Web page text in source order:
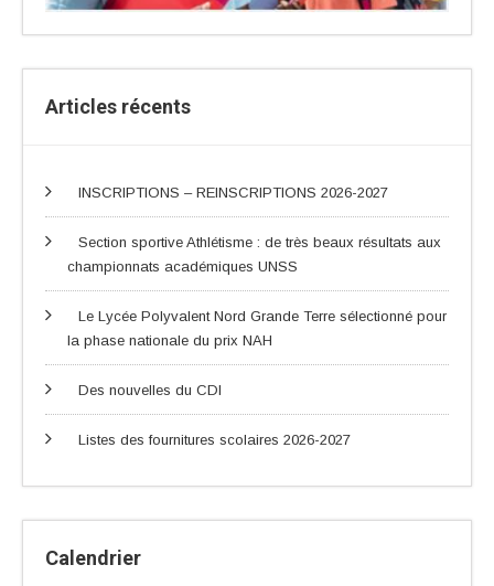
Articles récents
INSCRIPTIONS – REINSCRIPTIONS 2026-2027
Section sportive Athlétisme : de très beaux résultats aux
championnats académiques UNSS
Le Lycée Polyvalent Nord Grande Terre sélectionné pour
la phase nationale du prix NAH
Des nouvelles du CDI
Listes des fournitures scolaires 2026-2027
Calendrier